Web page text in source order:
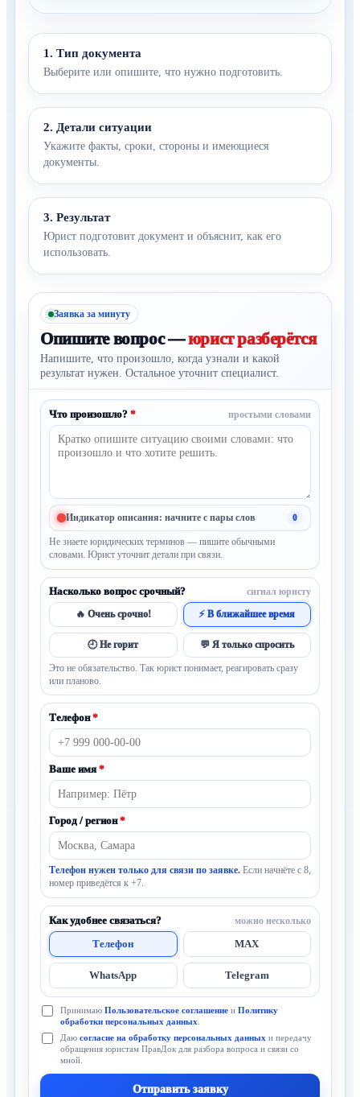
1. Тип документа
Выберите или опишите, что нужно подготовить.
2. Детали ситуации
Укажите факты, сроки, стороны и имеющиеся
документы.
3. Результат
Юрист подготовит документ и объяснит, как его
использовать.
Заявка за минуту
Опишите вопрос —юрист разберётся
Напишите, что произошло, когда узнали и какой
результат нужен. Остальное уточнит специалист.
Что произошло? * простыми словами
Индикатор описания: начните с пары слов 0
Не знаете юридических терминов — пишите обычными
словами. Юрист уточнит детали при связи.
Насколько вопрос срочный? сигнал юристу
🔥 Очень срочно! ⚡ В ближайшее время
🕘 Не горит 💬 Я только спросить
Это не обязательство. Так юрист понимает, реагировать сразу
или планово.
Телефон*
Ваше имя*
Город / регион*
Телефон нужен только для связи по заявке. Если начнёте с 8,
номер приведётся к +7.
Как удобнее связаться? можно несколько
Телефон MAX
WhatsApp Telegram
Принимаю Пользовательское соглашение и Политику
обработки персональных данных
Даю согласие на обработку персональных данных и передачу
обращения юристам ПравДок для разбора вопроса и связи со
мной.
Отправить заявку